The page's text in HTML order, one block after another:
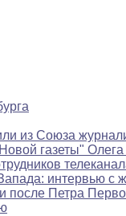
из Союза
газеты"
интервью с
после Петра